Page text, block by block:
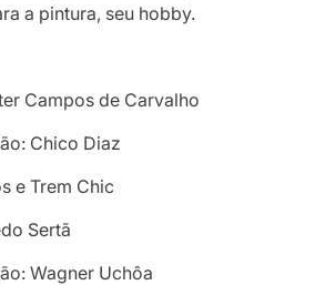
a pintura, seu hobby.
Campos de Carvalho
Chico Diaz
e Trem Chic
Sertã
Wagner Uchôa